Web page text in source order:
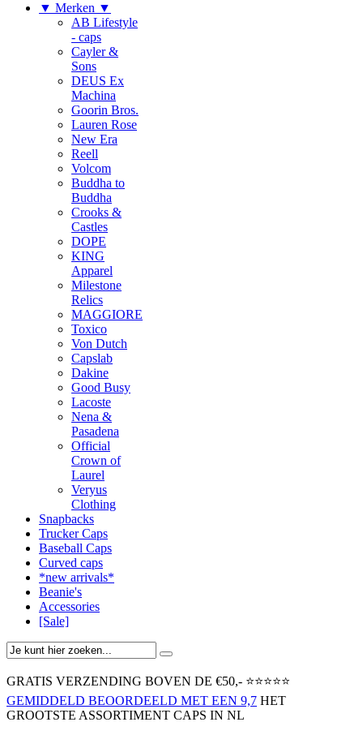
▼ Merken ▼
AB Lifestyle
- caps
Cayler &
Sons
DEUS Ex
Machina
Goorin Bros.
Lauren Rose
New Era
Reell
Volcom
Buddha to
Buddha
Crooks &
Castles
DOPE
KING
Apparel
Milestone
Relics
MAGGIORE
Toxico
Von Dutch
Capslab
Dakine
Good Busy
Lacoste
Nena &
Pasadena
Official
Crown of
Laurel
Veryus
Clothing
Snapbacks
Trucker Caps
Baseball Caps
Curved caps
*new arrivals*
Beanie's
Accessories
[Sale]
GRATIS VERZENDING BOVEN ​DE €50,-​ ⭐⭐⭐⭐⭐
GEMIDDELD BEOORDEELD MET EEN 9,7 HET
GROOTSTE ASSORTIMENT CAPS IN NL